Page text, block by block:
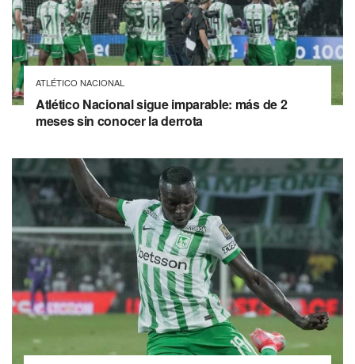
ATLÉTICO NACIONAL
Atlético Nacional sigue imparable: más de 2
meses sin conocer la derrota